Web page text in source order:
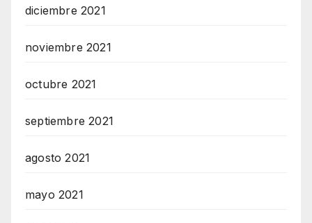
diciembre 2021
noviembre 2021
octubre 2021
septiembre 2021
agosto 2021
mayo 2021